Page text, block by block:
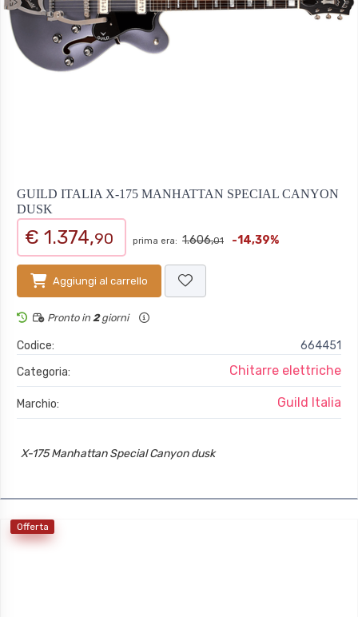
GUILD ITALIA X-175 MANHATTAN SPECIAL CANYON
DUSK
€ 1.374,90 prima era: 1.606,01 -14,39%
Aggiungi al carrello
Pronto in 2giorni
Codice:
664451
Categoria:
Chitarre elettriche
Marchio: Guild Italia
X-175 Manhattan Special Canyon dusk
Offerta